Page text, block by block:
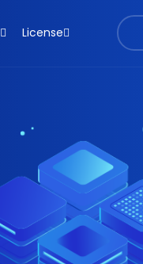
License